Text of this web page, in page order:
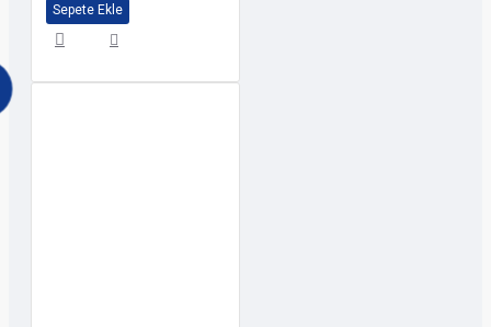
Sepete Ekle